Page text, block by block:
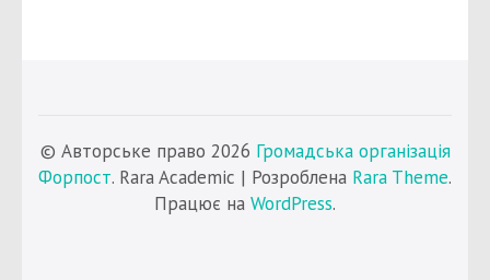
© Авторське право 2026 Громадська організація
Форпост. Rara Academic | Розроблена Rara Theme.
Працює на WordPress.